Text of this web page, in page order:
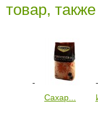
товар,
Сахар...